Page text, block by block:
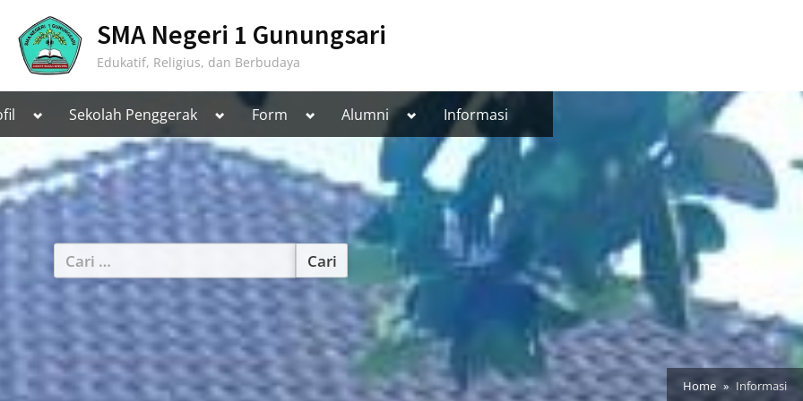
SMA Negeri 1 Gunungsari
Edukatif, Religius, dan Berbudaya
Toggle
menu
Sekolah Penggerak Toggle
menu
Form Toggle
menu
Alumni Toggle
menu
Informasi
Cari
untuk:
Home Informasi